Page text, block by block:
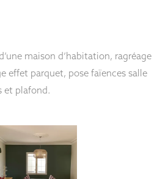
maison d’habitation, ragréage
effet parquet, pose faïences salle
et plafond.